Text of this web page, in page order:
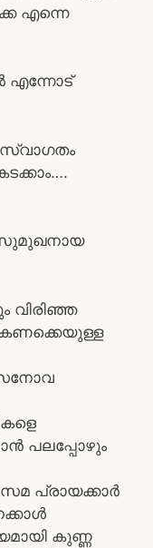
എന്നെ
എന്നോട്
സ്വാഗതം
സുമുഖനായ
വിരിഞ്ഞ
കണക്കെയുള്ള
പലപ്പോഴും
പ്രായക്കാർ
കുണ്ണ